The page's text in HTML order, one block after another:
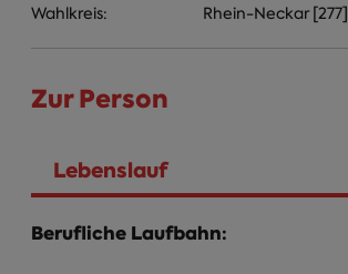
Wahlkreis:
Rhein-Neckar [277]
Zur Person
Person Infos
Lebenslauf
Berufliche Laufbahn: